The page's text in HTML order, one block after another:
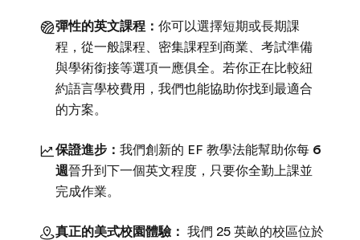
彈性的英文課程： 你可以選擇短期或長期課
程，從一般課程、密集課程到商業、考試準備
與學術銜接等選項一應俱全。若你正在比較紐
約語言學校費用，我們也能協助你找到最適合
的方案。
保證進步： 我們創新的 EF 教學法能幫助你每 6
週晉升到下一個英文程度，只要你全勤上課並
完成作業。
真正的美式校園體驗： 我們 25 英畝的校區位於